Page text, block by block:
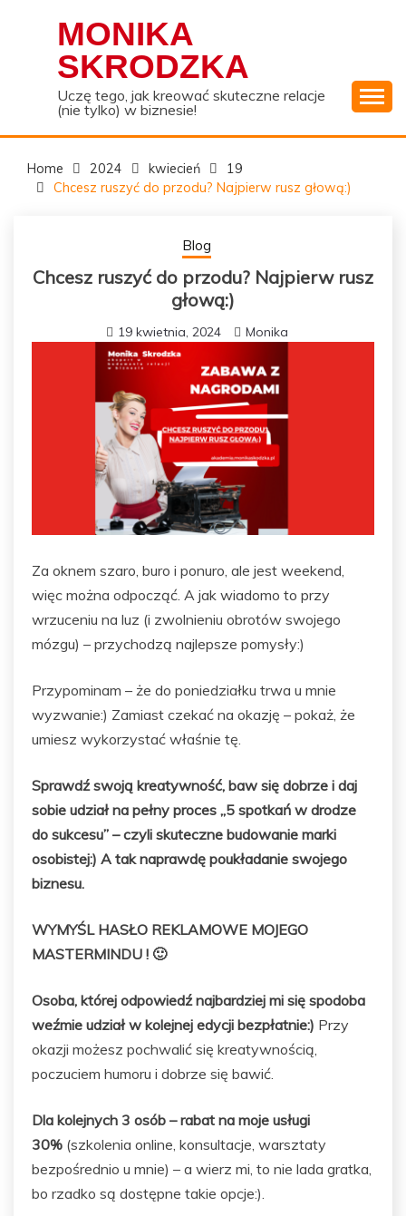
MONIKA
SKRODZKA
Uczę tego, jak kreować skuteczne relacje
(nie tylko) w biznesie!
Home 2024 kwiecień
19
Chcesz ruszyć do przodu? Najpierw rusz głową:)
Blog
Chcesz ruszyć do przodu? Najpierw rusz
głową:)
19 kwietnia, 2024 Monika
Za oknem szaro, buro i ponuro, ale jest weekend,
więc można odpocząć. A jak wiadomo to przy
wrzuceniu na luz (i zwolnieniu obrotów swojego
mózgu) – przychodzą najlepsze pomysły:)
Przypominam – że do poniedziałku trwa u mnie
wyzwanie:) Zamiast czekać na okazję – pokaż, że
umiesz wykorzystać właśnie tę.
Sprawdź swoją kreatywność, baw się dobrze i daj
sobie udział na pełny proces „5 spotkań w drodze
do sukcesu” – czyli skuteczne budowanie marki
osobistej:) A tak naprawdę poukładanie swojego
biznesu.
WYMYŚL HASŁO REKLAMOWE MOJEGO
MASTERMINDU ! 🙂
Osoba, której odpowiedź najbardziej mi się spodoba
weźmie udział w kolejnej edycji bezpłatnie:) Przy
okazji możesz pochwalić się kreatywnością,
poczuciem humoru i dobrze się bawić.
Dla kolejnych 3 osób – rabat na moje usługi
30% (szkolenia online, konsultacje, warsztaty
bezpośrednio u mnie) – a wierz mi, to nie lada gratka,
bo rzadko są dostępne takie opcje:).